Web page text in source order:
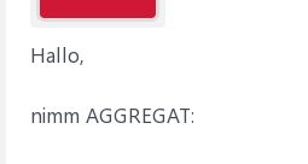
Hallo,
nimm AGGREGAT: